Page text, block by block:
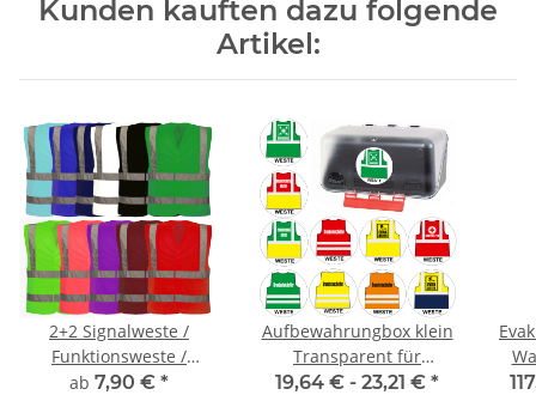
Kunden kauften dazu folgende
Artikel:
2+2 Signalweste /
Funktionsweste /
Warnweste 2+2 inkl
ab 7,90 € *
Aufbewahrungbox klein
Transparent für
Einsatzwesten
19,64 € - 23,21 € *